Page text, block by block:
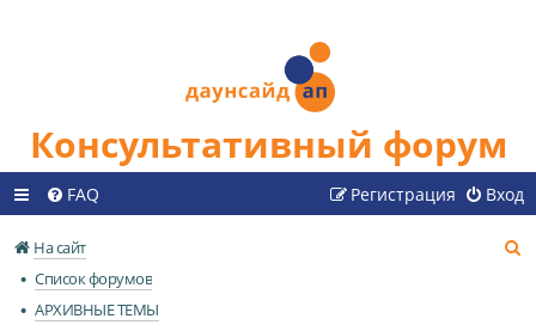
Консультативный форум
FAQ Вход
Регистрация
На сайт
Список форумов
АРХИВНЫЕ ТЕМЫ